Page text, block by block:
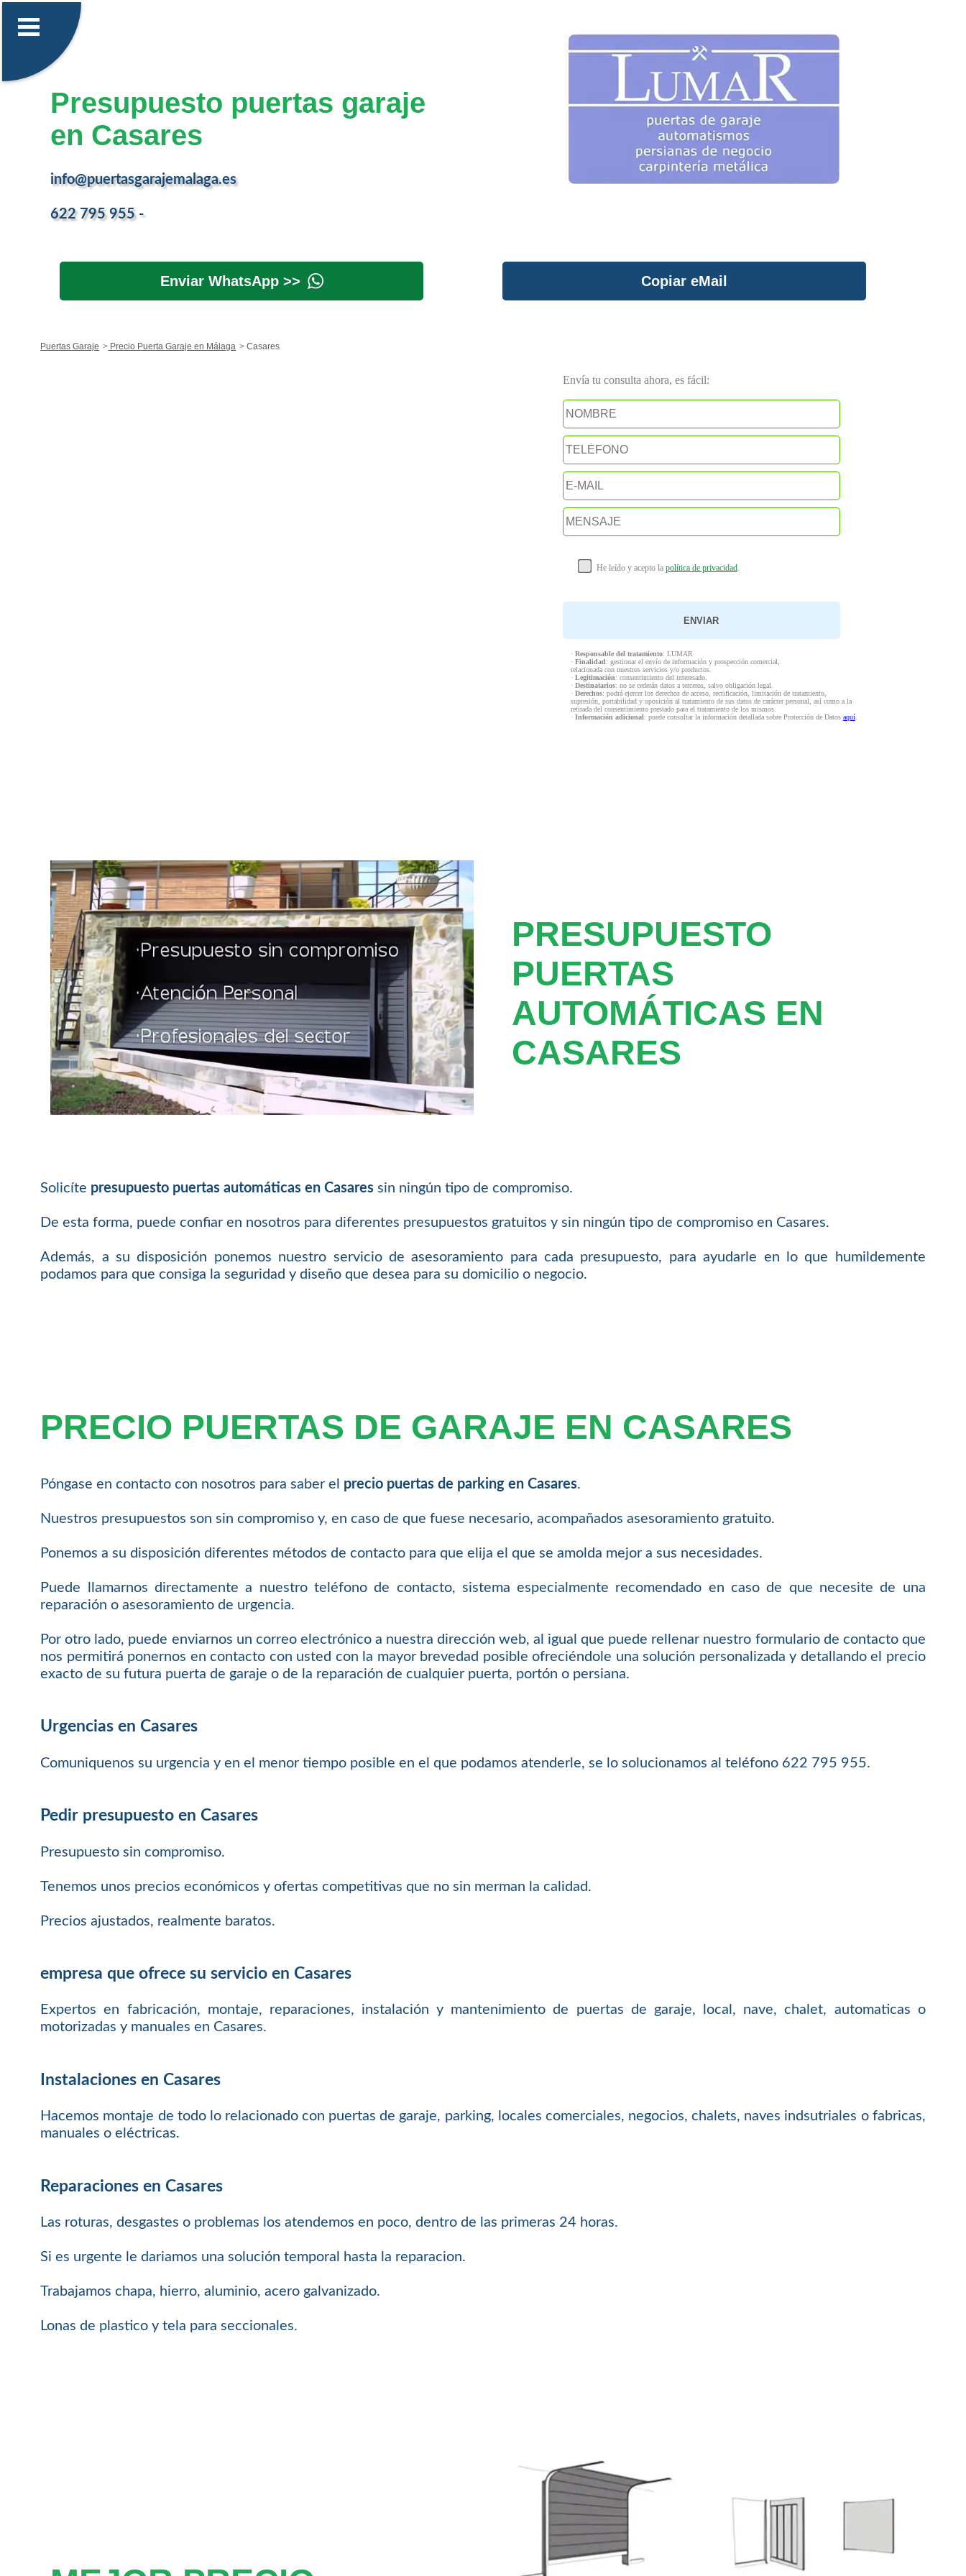
Presupuesto puertas garaje
en Casares
info@puertasgarajemalaga.es
622 795 955 -
Enviar WhatsApp >> Copiar eMail
Puertas Garaje Precio Puerta Garaje en Málaga Casares
Envía tu consulta ahora, es fácil:
He leído y acepto la política de privacidad.
· Responsable del tratamiento: LUMAR
· Finalidad: gestionar el envío de información y prospección comercial,
relacionada con nuestros servicios y/o productos.
· Legitimación: consentimiento del interesado.
· Destinatarios: no se cederán datos a terceros, salvo obligación legal.
· Derechos: podrá ejercer los derechos de acceso, rectificación, limitación de tratamiento,
supresión, portabilidad y oposición al tratamiento de sus datos de carácter personal, así como a la
retirada del consentimiento prestado para el tratamiento de los mismos.
· Información adicional: puede consultar la información detallada sobre Protección de Datos aquí.
PRESUPUESTO
PUERTAS
AUTOMÁTICAS EN
CASARES
Solicíte presupuesto puertas automáticas en Casares sin ningún tipo de compromiso.
De esta forma, puede confiar en nosotros para diferentes presupuestos gratuitos y sin ningún tipo de compromiso en Casares.
Además, a su disposición ponemos nuestro servicio de asesoramiento para cada presupuesto, para ayudarle en lo que humildemente
podamos para que consiga la seguridad y diseño que desea para su domicilio o negocio.
PRECIO PUERTAS DE GARAJE EN CASARES
Póngase en contacto con nosotros para saber el precio puertas de parking en Casares.
Nuestros presupuestos son sin compromiso y, en caso de que fuese necesario, acompañados asesoramiento gratuito.
Ponemos a su disposición diferentes métodos de contacto para que elija el que se amolda mejor a sus necesidades.
Puede llamarnos directamente a nuestro teléfono de contacto, sistema especialmente recomendado en caso de que necesite de una
reparación o asesoramiento de urgencia.
Por otro lado, puede enviarnos un correo electrónico a nuestra dirección web, al igual que puede rellenar nuestro formulario de contacto que
nos permitirá ponernos en contacto con usted con la mayor brevedad posible ofreciéndole una solución personalizada y detallando el precio
exacto de su futura puerta de garaje o de la reparación de cualquier puerta, portón o persiana.
Urgencias en Casares
Comuniquenos su urgencia y en el menor tiempo posible en el que podamos atenderle, se lo solucionamos al teléfono 622 795 955.
Pedir presupuesto en Casares
Presupuesto sin compromiso.
Tenemos unos precios económicos y ofertas competitivas que no sin merman la calidad.
Precios ajustados, realmente baratos.
empresa que ofrece su servicio en Casares
Expertos en fabricación, montaje, reparaciones, instalación y mantenimiento de puertas de garaje, local, nave, chalet, automaticas o
motorizadas y manuales en Casares.
Instalaciones en Casares
Hacemos montaje de todo lo relacionado con puertas de garaje, parking, locales comerciales, negocios, chalets, naves indsutriales o fabricas,
manuales o eléctricas.
Reparaciones en Casares
Las roturas, desgastes o problemas los atendemos en poco, dentro de las primeras 24 horas.
Si es urgente le dariamos una solución temporal hasta la reparacion.
Trabajamos chapa, hierro, aluminio, acero galvanizado.
Lonas de plastico y tela para seccionales.